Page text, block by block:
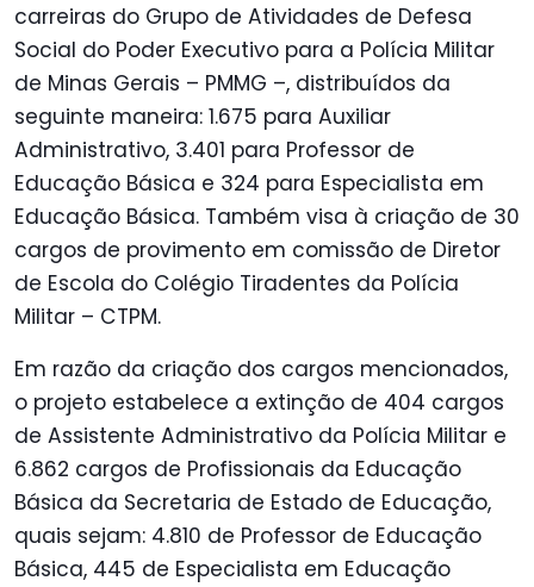
carreiras do Grupo de Atividades de Defesa
Social do Poder Executivo para a Polícia Militar
de Minas Gerais – PMMG –, distribuídos da
seguinte maneira: 1.675 para Auxiliar
Administrativo, 3.401 para Professor de
Educação Básica e 324 para Especialista em
Educação Básica. Também visa à criação de 30
cargos de provimento em comissão de Diretor
de Escola do Colégio Tiradentes da Polícia
Militar – CTPM.
Em razão da criação dos cargos mencionados,
o projeto estabelece a extinção de 404 cargos
de Assistente Administrativo da Polícia Militar e
6.862 cargos de Profissionais da Educação
Básica da Secretaria de Estado de Educação,
quais sejam: 4.810 de Professor de Educação
Básica, 445 de Especialista em Educação